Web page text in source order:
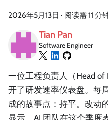
2026年5月13日 · 阅读需 11 分
Tian Pan
Software Engineer
一位工程负责人（Head
开了研发速率仪表盘。每
成的故事点：持平。改动